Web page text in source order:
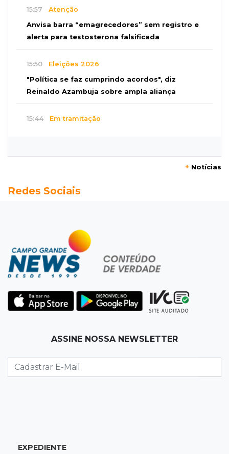
15:57 Atenção
Anvisa barra “emagrecedores” sem registro e
alerta para testosterona falsificada
15:50 Eleições 2026
"Política se faz cumprindo acordos", diz
Reinaldo Azambuja sobre ampla aliança
15:44 Em tramitação
Caminhão envolvido em acidente com 4
Pagará indenização
Homem que atacou ex com motosserra na
frente da filha é condenado
Rodamos 1.000 km com o Basalt; veja onde
ele mais surpreendeu
Luto na arquitetura
arquiteto dos projetos fora do comum
14:47"Acrodermo"
+ Notícias
Redes Sociais
ASSINE NOSSA NEWSLETTER
EXPEDIENTE